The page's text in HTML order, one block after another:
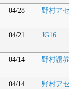
04/28 野村ア
04/21 JG16
04/14 野村證券
04/14 野村ア